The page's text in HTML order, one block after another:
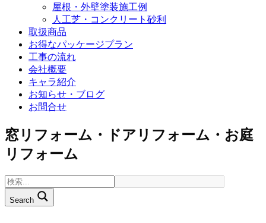
屋根・外壁塗装施工例
人工芝・コンクリート砂利
取扱商品
お得なパッケージプラン
工事の流れ
会社概要
キャラ紹介
お知らせ・ブログ
お問合せ
窓リフォーム・ドアリフォーム・お庭
リフォーム
Search